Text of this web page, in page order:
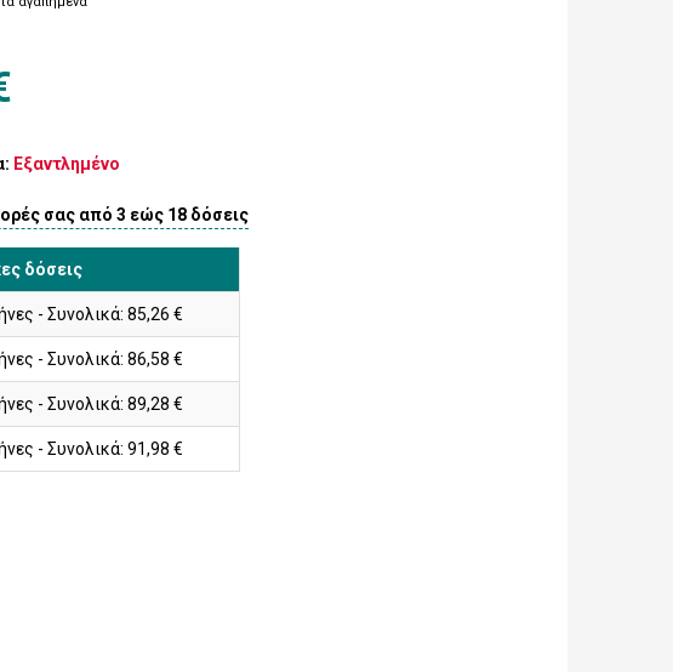
Εξαντλημένο
σας από 3 εώς 18 δόσεις
δόσεις
- Συνολικά: 85,26 €
- Συνολικά: 86,58 €
- Συνολικά: 89,28 €
- Συνολικά: 91,98 €